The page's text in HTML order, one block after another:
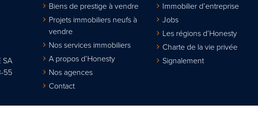
SA
55
Biens de prestige à vendre
Projets immobiliers neufs à
vendre
Nos services immobiliers
A propos d’Honesty
Nos agences
Contact
Immobilier d’entreprise
Jobs
Les régions d’Honesty
Charte de la vie privée
Signalement